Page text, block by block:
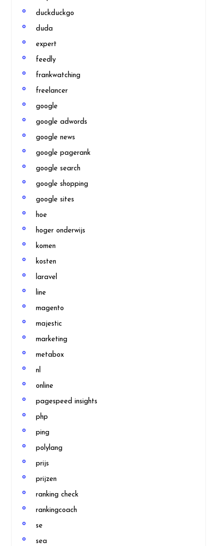
duckduckgo
duda
expert
feedly
frankwatching
freelancer
google
google adwords
google news
google pagerank
google search
google shopping
google sites
hoe
hoger onderwijs
komen
kosten
laravel
line
magento
majestic
marketing
metabox
nl
online
pagespeed insights
php
ping
polylang
prijs
prijzen
ranking check
rankingcoach
se
sea